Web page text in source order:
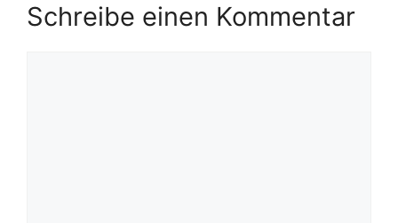
Schreibe einen Kommentar